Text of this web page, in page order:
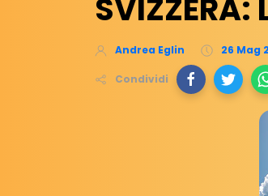
Andrea Eglin 26 Mag
Condividi